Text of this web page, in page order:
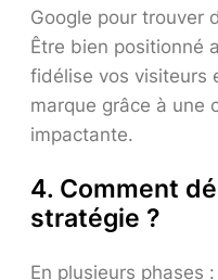
Google pour trouver
Être bien positionné
fidélise vos visiteurs
marque grâce à une
impactante.
4. Comment
stratégie ?
En plusieurs phases